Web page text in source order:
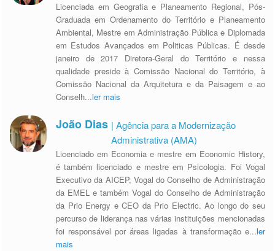
Licenciada em Geografia e Planeamento Regional, Pós-
Graduada em Ordenamento do Território e Planeamento
Ambiental, Mestre em Administração Pública e Diplomada
em Estudos Avançados em Politicas Públicas. É desde
janeiro de 2017 Diretora-Geral do Território e nessa
qualidade preside à Comissão Nacional do Território, à
Comissão Nacional da Arquitetura e da Paisagem e ao
Conselh...ler mais
João Dias | Agência para a Modernização
Administrativa (AMA)
Licenciado em Economia e mestre em Economic History,
é também licenciado e mestre em Psicologia. Foi Vogal
Executivo da AICEP, Vogal do Conselho de Administração
da EMEL e também Vogal do Conselho de Administração
da Prio Energy e CEO da Prio Electric. Ao longo do seu
percurso de liderança nas várias instituições mencionadas
foi responsável por áreas ligadas à transformação e...ler
mais